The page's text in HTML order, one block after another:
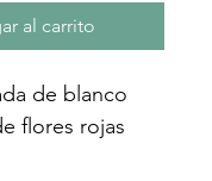
al carrito
de blanco
flores rojas